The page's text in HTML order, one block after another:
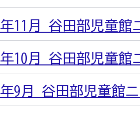
年11月 谷田部児童館
年10月 谷田部児童館
年9月 谷田部児童館